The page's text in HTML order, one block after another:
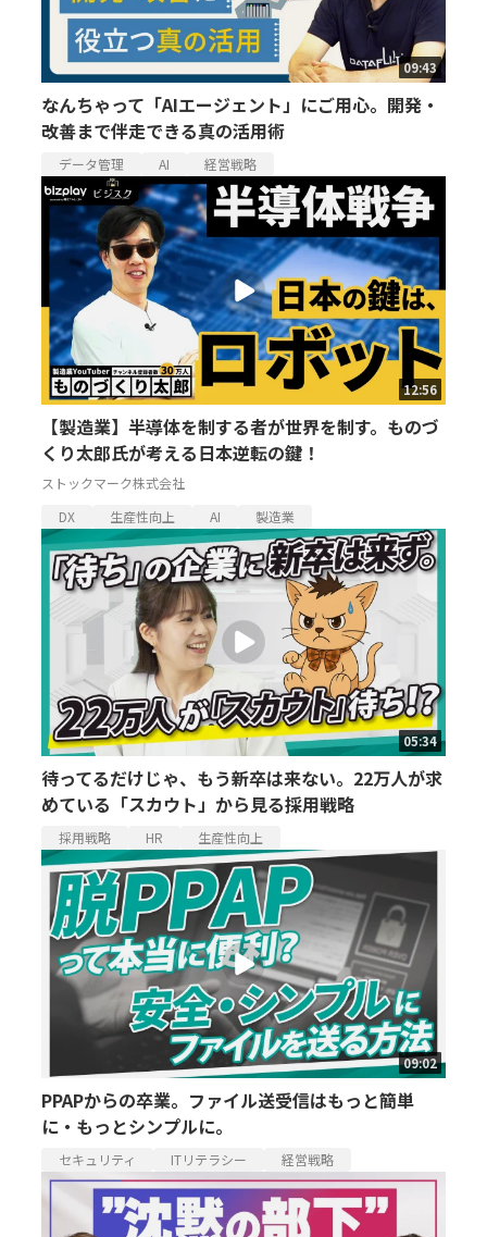
09:43
なんちゃって「AIエージェント」にご用心。開発・
改善まで伴走できる真の活用術
データ管理 AI 経営戦略
12:56
【製造業】半導体を制する者が世界を制す。ものづ
くり太郎氏が考える日本逆転の鍵！
ストックマーク株式会社
DX
生産性向上 AI 製造業
05:34
待ってるだけじゃ、もう新卒は来ない。22万人が求
めている「スカウト」から見る採用戦略
採用戦略 HR 生産性向上
09:02
PPAPからの卒業。ファイル送受信はもっと簡単
に・もっとシンプルに。
セキュリティ ITリテラシー 経営戦略